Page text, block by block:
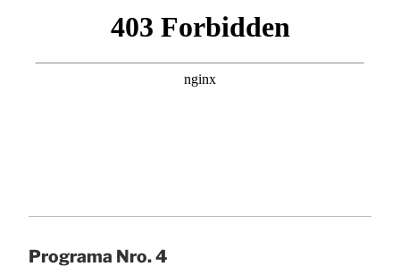
Programa Nro. 4